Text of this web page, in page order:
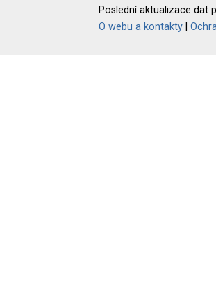
Poslední aktualizace dat
O webu a kontakty